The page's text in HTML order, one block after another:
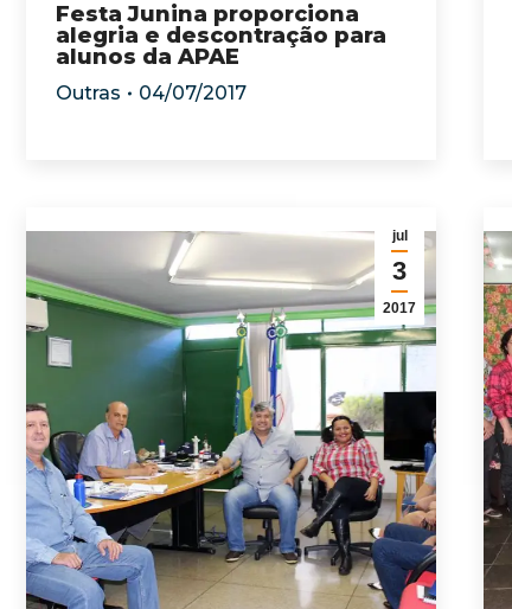
Festa Junina proporciona
alegria e descontração para
alunos da APAE
Outras 04/07/2017
jul
3
2017